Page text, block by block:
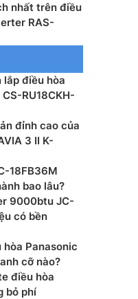
nhất trên điều
RAS-
lắp điều hòa
RU18CKH-
đỉnh cao của
3 II K-
18FB36M
bao lâu?
9000btu JC-
có bền
Panasonic
cỡ nào?
điều hòa
bỏ phí